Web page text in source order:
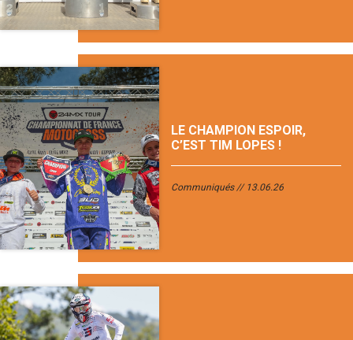
LE CHAMPION ESPOIR,
C’EST TIM LOPES !
Communiqués 13.06.26